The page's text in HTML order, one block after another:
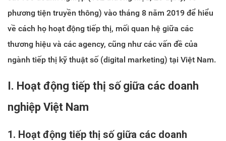
phương tiện truyền thông) vào tháng 8 năm 2019 để hiểu
về cách họ hoạt động tiếp thị, mối quan hệ giữa các
thương hiệu và các agency, cũng như các vấn đề của
ngành tiếp thị kỹ thuật số (digital marketing) tại Việt Nam.
I. Hoạt động tiếp thị số giữa các doanh
nghiệp Việt Nam
1. Hoạt động tiếp thị số giữa các doanh